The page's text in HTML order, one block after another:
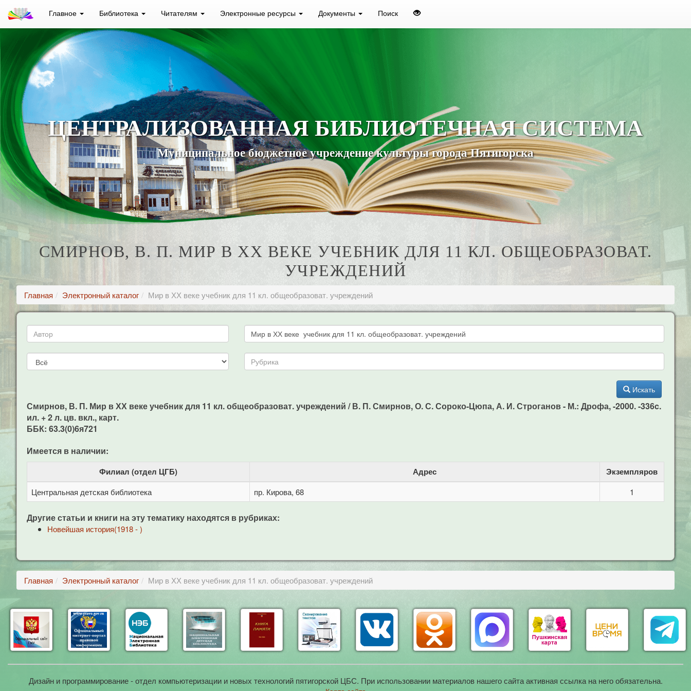
Главное Библиотека Читателям Электронные ресурсы Документы Поиск
ЦЕНТРАЛИЗОВАННАЯ БИБЛИОТЕЧНАЯ СИСТЕМА
Муниципальное бюджетное учреждение культуры города Пятигорска
СМИРНОВ, В. П. МИР В ХХ ВЕКЕ УЧЕБНИК ДЛЯ 11 КЛ. ОБЩЕОБРАЗОВАТ.
УЧРЕЖДЕНИЙ
Главная Электронный каталог Мир в ХХ веке учебник для 11 кл. общеобразоват. учреждений
Искать
Смирнов, В. П. Мир в ХХ веке учебник для 11 кл. общеобразоват. учреждений / В. П. Смирнов, О. С. Сороко-Цюпа, А. И. Строганов - М.: Дрофа, -2000. -336c.
ил. + 2 л. цв. вкл., карт.
ББК: 63.3(0)6я721
Имеется в наличии:
Филиал (отдел ЦГБ) Адрес Экземпляров
Центральная детская библиотека пр. Кирова, 68 1
Другие статьи и книги на эту тематику находятся в рубриках:
Новейшая история(1918 - )
Главная Электронный каталог Мир в ХХ веке учебник для 11 кл. общеобразоват. учреждений
Дизайн и программирование - отдел компьютеризации и новых технологий пятигорской ЦБС. При использовании материалов нашего сайта активная ссылка на него обязательна.